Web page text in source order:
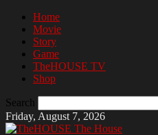
Home
Movie
Story
Game
TheHOUSE TV
Shop
Search
Friday, August 7, 2026
The House